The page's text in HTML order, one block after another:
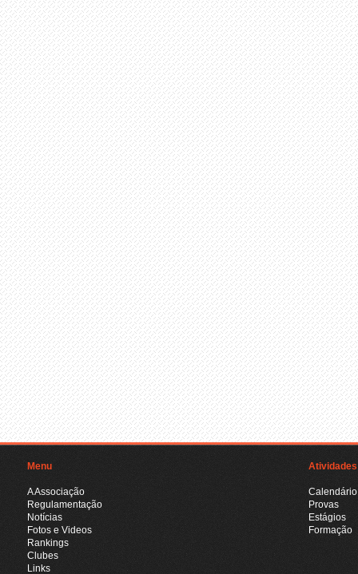
Menu
A Associação
Regulamentação
Notícias
Fotos e Videos
Rankings
Clubes
Links
Atividades
Provas
Estágios
Formação